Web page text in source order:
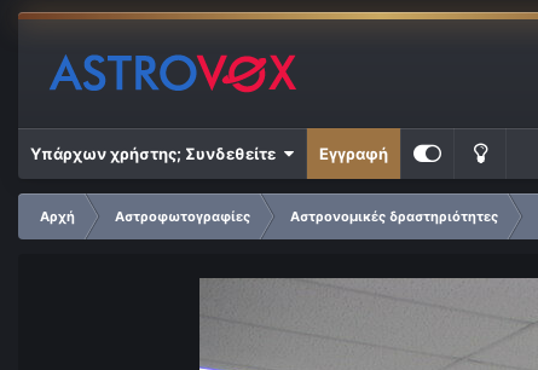
Υπάρχων χρήστης; Συνδεθείτε Εγγραφή
Αρχή Αστροφωτογραφίες Αστρονομικές δραστηριότητες